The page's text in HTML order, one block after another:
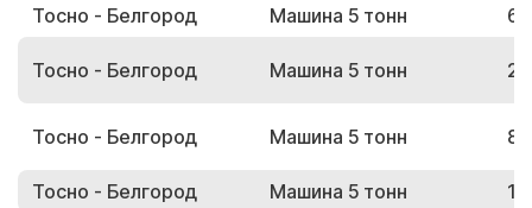
Тосно - Белгород Машина 5 тонн
Тосно - Белгород Машина 5 тонн
Тосно - Белгород Машина 5 тонн
Тосно - Белгород Машина 5 тонн